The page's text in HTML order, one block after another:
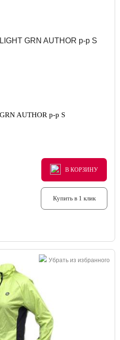
AUTHOR р-р S
В КОРЗИНУ
В КОРЗИНУ
В КОРЗИНУ
Купить в 1 клик
Убрать из избранного